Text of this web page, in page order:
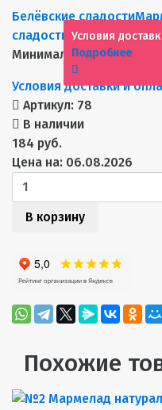
Белёвские сладости
сладости Белевский
Минимальная сумма
Условия доставки и
Артикул: 78
В наличии
184 руб.
Цена на: 06.08.2026
В корзину
Похожие
Условия
Подробнее